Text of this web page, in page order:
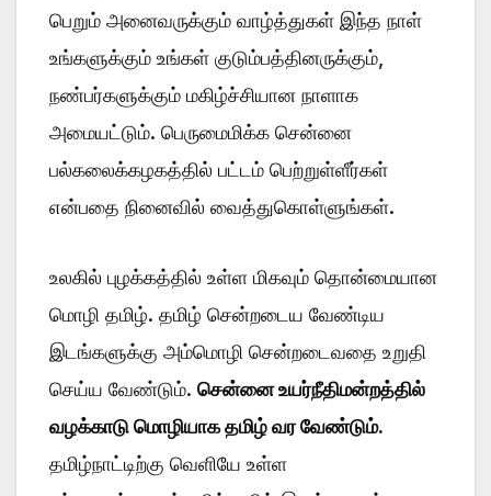
பெறும் அனைவருக்கும் வாழ்த்துகள் இந்த நாள்
உங்களுக்கும் உங்கள் குடும்பத்தினருக்கும்,
நண்பர்களுக்கும் மகிழ்ச்சியான நாளாக
அமையட்டும். பெருமைமிக்க சென்னை
பல்கலைக்கழகத்தில் பட்டம் பெற்றுள்ளீர்கள்
என்பதை நினைவில் வைத்துகொள்ளுங்கள்.
உலகில் புழக்கத்தில் உள்ள மிகவும் தொன்மையான
மொழி தமிழ். தமிழ் சென்றடைய வேண்டிய
இடங்களுக்கு அம்மொழி சென்றடைவதை உறுதி
செய்ய வேண்டும். சென்னை உயர்நீதிமன்றத்தில்
வழக்காடு மொழியாக தமிழ் வர வேண்டும்.
தமிழ்நாட்டிற்கு வெளியே உள்ள